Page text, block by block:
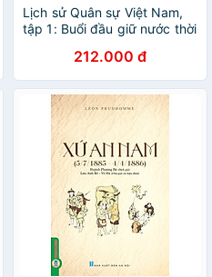
Lịch sử Quân sự Việt Nam,
tập 1: Buổi đầu giữ nước thời
Vương (bản in 2024)
212.000 đ